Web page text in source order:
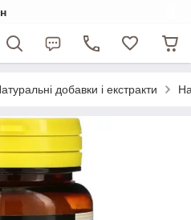
добавки і екстракти